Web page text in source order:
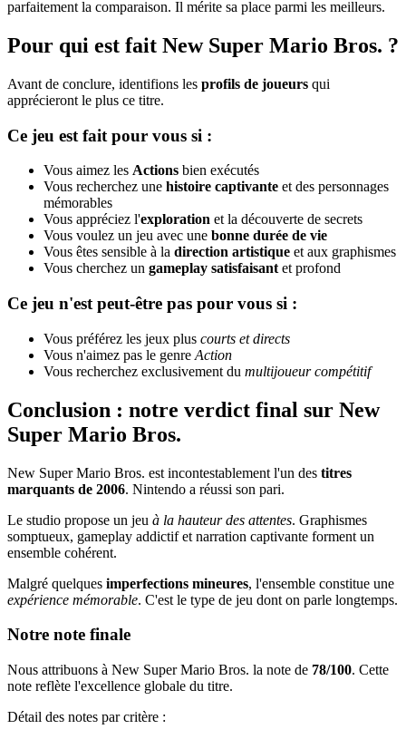
parfaitement la comparaison. Il mérite sa place parmi les meilleurs.
Pour qui est fait New Super Mario Bros. ?
Avant de conclure, identifions les profils de joueurs qui
apprécieront le plus ce titre.
Ce jeu est fait pour vous si :
Vous aimez les Actions bien exécutés
Vous recherchez une histoire captivante et des personnages
mémorables
Vous appréciez l'exploration et la découverte de secrets
Vous voulez un jeu avec une bonne durée de vie
Vous êtes sensible à la direction artistique et aux graphismes
Vous cherchez un gameplay satisfaisant et profond
Ce jeu n'est peut-être pas pour vous si :
Vous préférez les jeux plus courts et directs
Vous n'aimez pas le genre Action
Vous recherchez exclusivement du multijoueur compétitif
Conclusion : notre verdict final sur New
Super Mario Bros.
New Super Mario Bros. est incontestablement l'un des titres
marquants de 2006. Nintendo a réussi son pari.
Le studio propose un jeu à la hauteur des attentes. Graphismes
somptueux, gameplay addictif et narration captivante forment un
ensemble cohérent.
Malgré quelques imperfections mineures, l'ensemble constitue une
expérience mémorable. C'est le type de jeu dont on parle longtemps.
Notre note finale
Nous attribuons à New Super Mario Bros. la note de 78/100. Cette
note reflète l'excellence globale du titre.
Détail des notes par critère :